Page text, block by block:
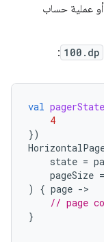
أو عملية حساب
100.dp
:
val pagerState
4
})
state =
pageSize =
)
{ page -
// page
}